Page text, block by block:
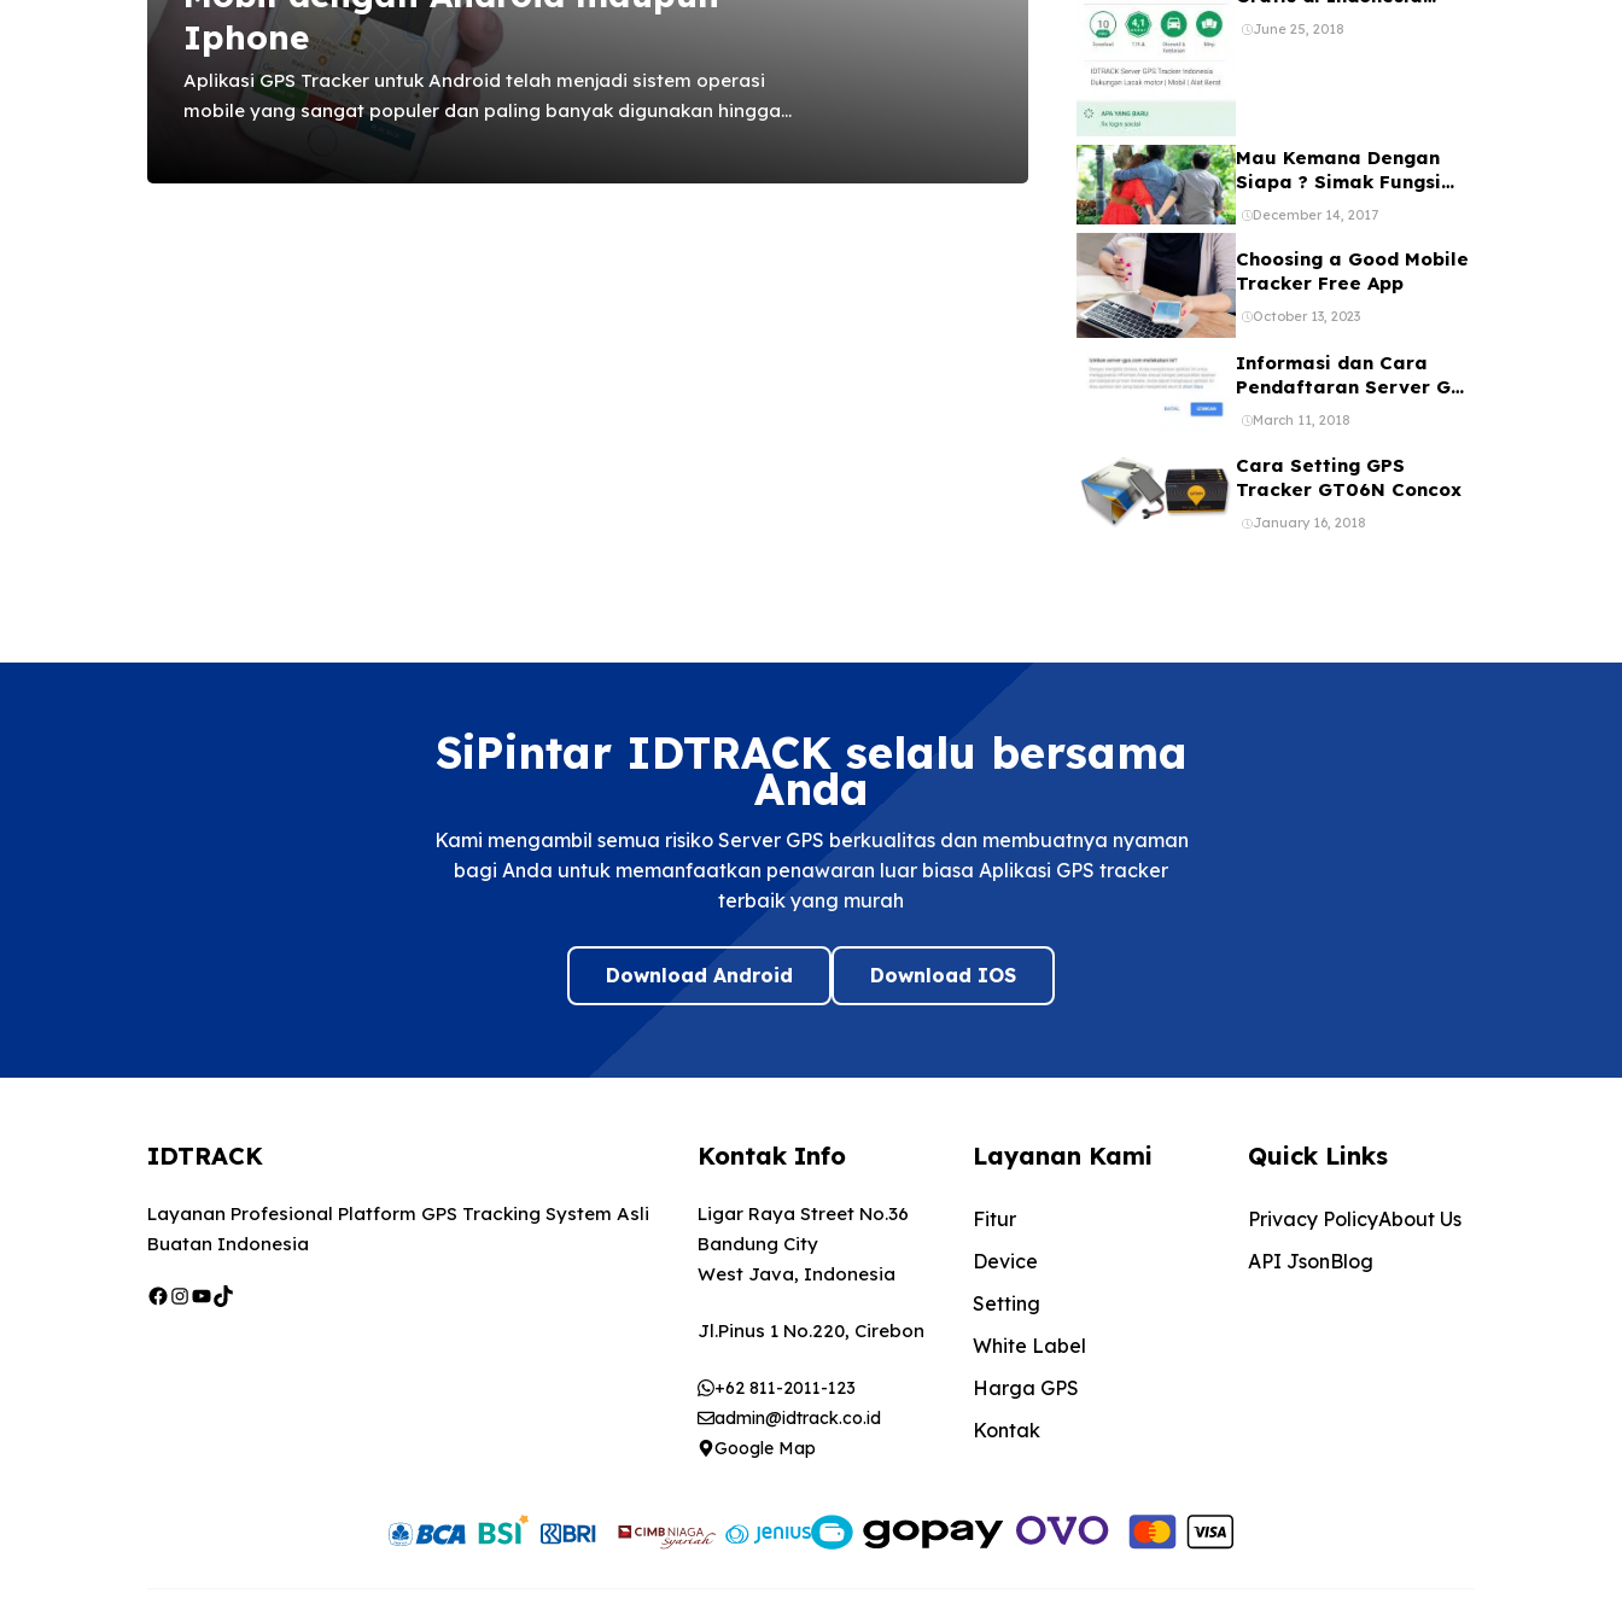
Iphone
Aplikasi GPS Tracker untuk Android telah menjadi sistem operasi
mobile yang sangat populer dan paling banyak digunakan hingga
saat ini. Selain memiliki harga yang cukup terjangkau dan fitur yang
Bebas Registrasi 1 Akun
Banyak Device
June 25, 2018
Mau Kemana Dengan
Siapa ? Simak Fungsi
dan Manfaat GPS Mobil
December 14, 2017
Choosing a Good Mobile
Tracker Free App
October 13, 2023
Informasi dan Cara
Pendaftaran Server GPS
Tracker melalui web
ataupun Aplikasi Online
Gratis
March 11, 2018
Cara Setting GPS
Tracker GT06N Concox
January 16, 2018
SiPintar IDTRACK selalu bersama
Anda
Kami mengambil semua risiko Server GPS berkualitas dan membuatnya nyaman
bagi Anda untuk memanfaatkan penawaran luar biasa Aplikasi GPS tracker
terbaik yang murah
Download Android Download IOS
IDTRACK
Layanan Profesional Platform GPS Tracking System Asli
Buatan Indonesia
Facebook
Instagram
YouTube
TikTok
Kontak Info
Ligar Raya Street No.36
Bandung City
West Java, Indonesia
Jl.Pinus 1 No.220, Cirebon
+62 811-2011-123
admin@idtrack.co.id
Google Map
Layanan Kami
Fitur
Device
Setting
White Label
Harga GPS
Kontak
Quick Links
Privacy PolicyAbout Us
API JsonBlog